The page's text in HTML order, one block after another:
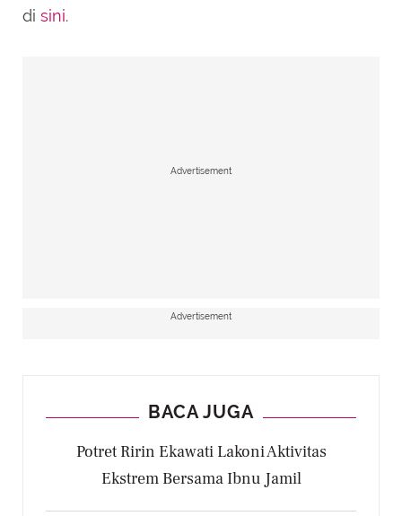
di sini.
Advertisement
Advertisement
BACA JUGA
Potret Ririn Ekawati Lakoni Aktivitas
Ekstrem Bersama Ibnu Jamil